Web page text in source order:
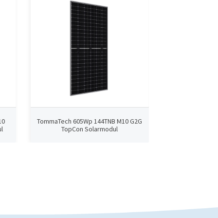
TommaTech 605Wp 144TNB M10 G2G
TopCon Solarmodul